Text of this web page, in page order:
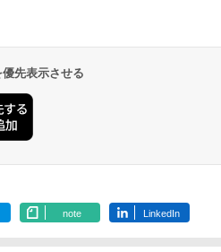
先表示させる
note LinkedIn